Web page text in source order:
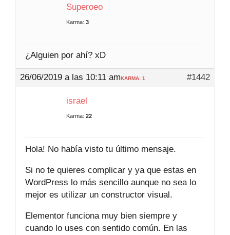
Superoeo
Karma: 3
¿Alguien por ahí? xD
26/06/2019 a las 10:11 am #1442
KARMA: 1
israel
Karma: 22
Hola! No había visto tu último mensaje.
Si no te quieres complicar y ya que estas en
WordPress lo más sencillo aunque no sea lo
mejor es utilizar un constructor visual.
Elementor funciona muy bien siempre y
cuando lo uses con sentido común. En las